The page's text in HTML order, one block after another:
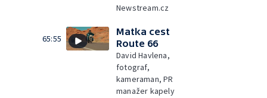
Newstream.cz
65:55
Matka cest
Route 66
David Havlena,
fotograf,
kameraman, PR
manažer kapely